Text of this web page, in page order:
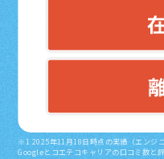
※1 2025年11月18日時点の実績（エンジ
Googleとコエテコキャリアの口コミ数と